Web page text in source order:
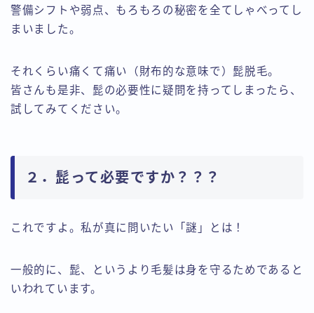
警備シフトや弱点、もろもろの秘密を全てしゃべってし
まいました。
それくらい痛くて痛い（財布的な意味で）髭脱毛。
皆さんも是非、髭の必要性に疑問を持ってしまったら、
試してみてください。
２．髭って必要ですか？？？
これですよ。私が真に問いたい「謎」とは！
一般的に、髭、というより毛髪は身を守るためであると
いわれています。